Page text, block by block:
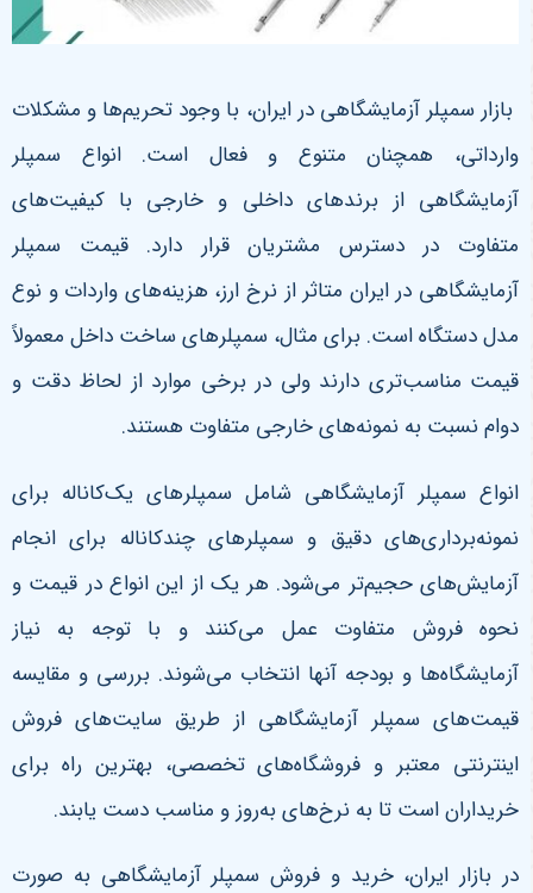
بازار سمپلر آزمایشگاهی در ایران، با وجود تحریم‌ها و مشکلات
وارداتی، همچنان متنوع و فعال است. انواع سمپلر
آزمایشگاهی از برندهای داخلی و خارجی با کیفیت‌های
متفاوت در دسترس مشتریان قرار دارد. قیمت سمپلر
آزمایشگاهی در ایران متاثر از نرخ ارز، هزینه‌های واردات و نوع
مدل دستگاه است. برای مثال، سمپلرهای ساخت داخل معمولاً
قیمت مناسب‌تری دارند ولی در برخی موارد از لحاظ دقت و
دوام نسبت به نمونه‌های خارجی متفاوت هستند.
انواع سمپلر آزمایشگاهی شامل سمپلرهای یک‌کاناله برای
نمونه‌برداری‌های دقیق و سمپلرهای چندکاناله برای انجام
آزمایش‌های حجیم‌تر می‌شود. هر یک از این انواع در قیمت و
نحوه فروش متفاوت عمل می‌کنند و با توجه به نیاز
آزمایشگاه‌ها و بودجه آنها انتخاب می‌شوند. بررسی و مقایسه
قیمت‌های سمپلر آزمایشگاهی از طریق سایت‌های فروش
اینترنتی معتبر و فروشگاه‌های تخصصی، بهترین راه برای
خریداران است تا به نرخ‌های به‌روز و مناسب دست یابند.
در بازار ایران، خرید و فروش سمپلر آزمایشگاهی به صورت